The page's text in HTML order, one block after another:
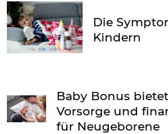
Die
Kindern
Baby Bonus
Vorsorge und
für Neugeborene